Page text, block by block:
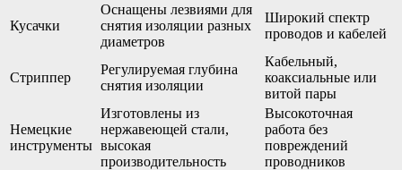
Кусачки
Оснащены лезвиями для
снятия изоляции разных
диаметров
Широкий спектр
проводов и кабелей
Стриппер
Регулируемая глубина
снятия изоляции
Кабельный,
коаксиальные или
витой пары
Немецкие
инструменты
Изготовлены из
нержавеющей стали,
высокая
производительность
Высокоточная
работа без
повреждений
проводников